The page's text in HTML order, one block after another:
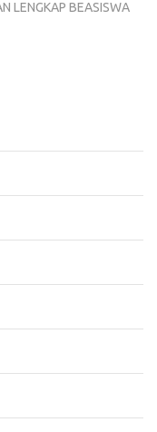
LENGKAP BEASISWA